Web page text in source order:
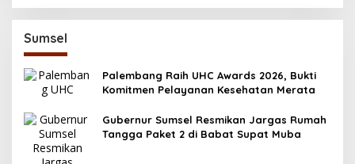
Sumsel
Palembang Raih UHC Awards 2026, Bukti
Komitmen Pelayanan Kesehatan Merata
Gubernur Sumsel Resmikan Jargas Rumah
Tangga Paket 2 di Babat Supat Muba